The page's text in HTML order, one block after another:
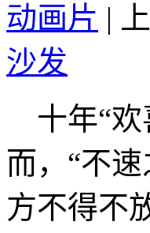
动画片 |
沙发
十年“欢
而，“不
方不得不